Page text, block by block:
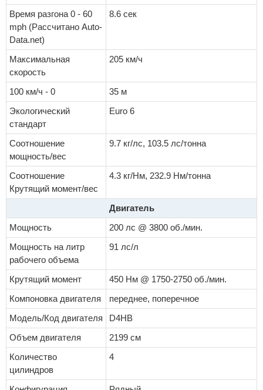
Время разгона 0 - 60
mph (Рассчитано Auto-
Data.net)
8.6 сек
Максимальная
скорость
205 км/ч
100 км/ч - 0
35 м
Экологический
стандарт
Euro 6
Соотношение
мощность/вес
9.7 кг/лс, 103.5 лс/тонна
Соотношение
Крутящий момент/вес
4.3 кг/Нм, 232.9 Нм/тонна
Двигатель
Мощность
200 лс @ 3800 об./мин.
Мощность на литр
рабочего объема
91 лс/л
Крутящий момент
450 Нм @ 1750-2750 об./мин.
Компоновка двигателя
переднее, поперечное
Модель/Код двигателя
D4HB
Объем двигателя
2199 см
Количество
цилиндров
4